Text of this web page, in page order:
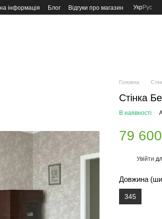
інформація Блог Відгуки про магазин УкрРус
Головна
Стінка
В наявності
79
Увійти
Довжина
345